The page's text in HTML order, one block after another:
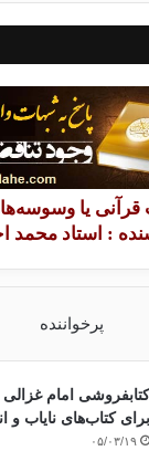
قرآنی یا
: استاد محمد
پرخواننده
کتابفروشی امام
برای کتاب‌های نایاب و
۰۵/۰۳/۱۹